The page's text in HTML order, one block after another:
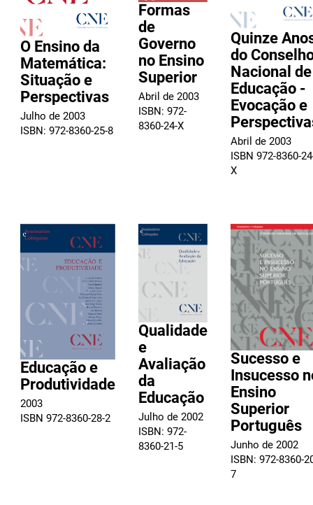
O Ensino da
Matemática:
Situação e
Perspectivas
Julho de 2003
ISBN: 972-8360-25-8
Formas
de
Governo
no Ensino
Superior
Abril de 2003
ISBN: 972-
8360-24-X
Quinze
do
Nacional de
Educação -
Evocação e
Abril de 2003
ISBN 972-8360-
X
Educação e
Produtividade
2003
ISBN 972-8360-28-2
Qualidade
e
Avaliação
da
Educação
Julho de 2002
ISBN: 972-
8360-21-5
Sucesso e
Insucesso
Ensino
Superior
Português
Junho de 2002
ISBN: 972-8360-
7